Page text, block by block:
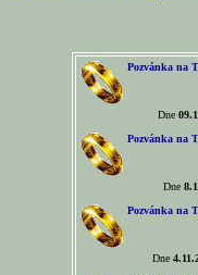
Pozvánka na
Dne
Pozvánka na
Dne
Pozvánka na
Dne